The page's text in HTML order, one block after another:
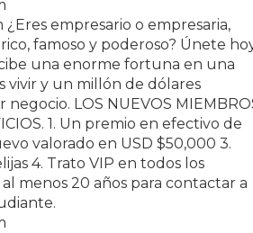
empresario o empresaria,
famoso y poderoso? Únete hoy
una enorme fortuna en una
vivir y un millón de dólares
LOS NUEVOS MIEMBROS
1. Un premio en efectivo de
valorado en USD $50,000 3.
4. Trato VIP en todos los
menos 20 años para contactar a